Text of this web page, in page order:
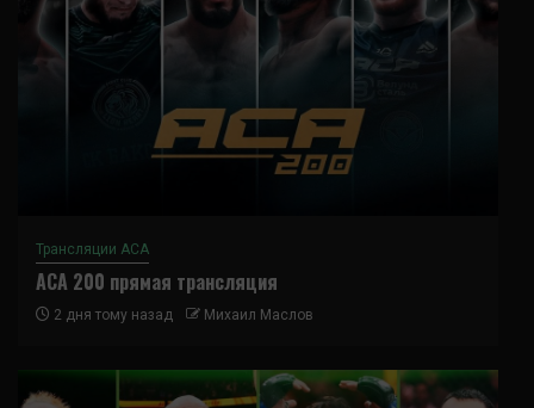
Трансляции ACA
ACA 200 прямая трансляция
2 дня тому назад Михаил Маслов